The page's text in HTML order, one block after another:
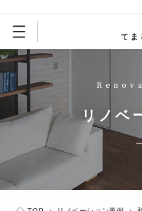
リノベ